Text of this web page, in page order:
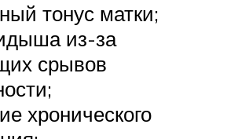
тонус матки;
из-за
срывов
хронического